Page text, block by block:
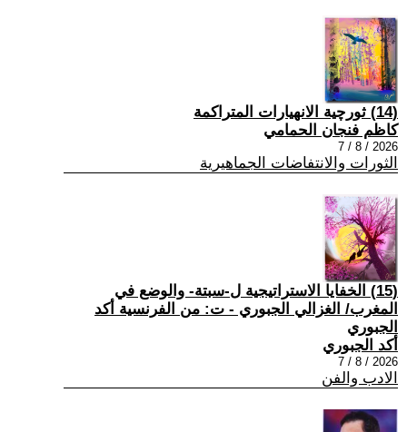
(14) ثورچية الانهيارات المتراكمة
كاظم فنجان الحمامي
2026 / 8 / 7
الثورات والانتفاضات الجماهيرية
(15) الخفايا الاستراتيجية ل-سبتة- والوضع في
المغرب/ الغزالي الجبوري - ت: من الفرنسية أكد
الجبوري
أكد الجبوري
2026 / 8 / 7
الادب والفن